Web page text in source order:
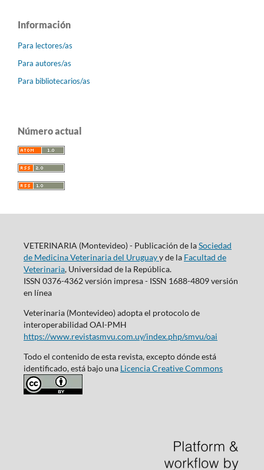
Información
Para lectores/as
Para autores/as
Para bibliotecarios/as
Número actual
VETERINARIA (Montevideo) - Publicación de laSociedad
de Medicina Veterinaria del Uruguayy de la Facultad de
Veterinaria, Universidad de la República.
ISSN 0376-4362 versión impresa - ISSN 1688-4809 versión
en línea
Veterinaria (Montevideo) adopta el protocolo de
interoperabilidad OAI-PMH
https://www.revistasmvu.com.uy/index.php/smvu/oai
Todo el contenido de esta revista, excepto dónde está
identificado, está bajo una Licencia Creative Commons